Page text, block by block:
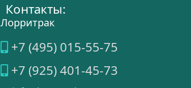
Контакты:
Лорритрак
+7 (495) 015-55-75
+7 (925) 401-45-73